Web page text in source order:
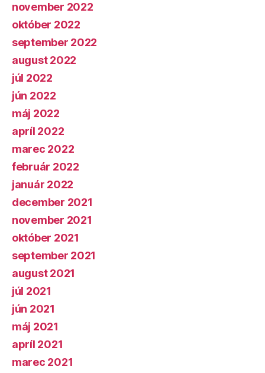
november 2022
október 2022
september 2022
august 2022
júl 2022
jún 2022
máj 2022
apríl 2022
marec 2022
február 2022
január 2022
december 2021
november 2021
október 2021
september 2021
august 2021
júl 2021
jún 2021
máj 2021
apríl 2021
marec 2021